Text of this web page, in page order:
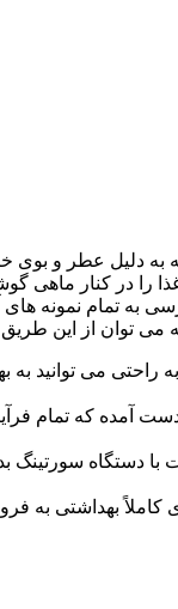
به دلیل عطر و
کنار ماهی گوشت
به تمام نمونه
می توان از این
می توانید به
به دست آمده که
دستگاه
بهداشتی به